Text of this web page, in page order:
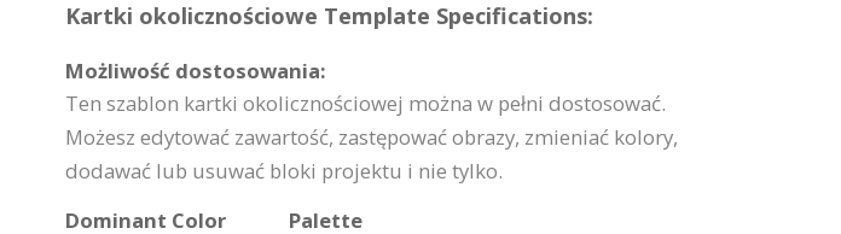
Kartki okolicznościowe Template Specifications:
Możliwość dostosowania:
Ten szablon kartki okolicznościowej można w pełni dostosować.
Możesz edytować zawartość, zastępować obrazy, zmieniać kolory,
dodawać lub usuwać bloki projektu i nie tylko.
Dominant Color
Palette